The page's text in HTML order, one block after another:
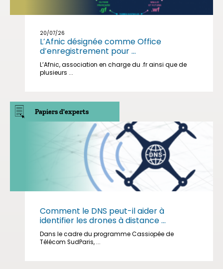
20/07/26
L’Afnic désignée comme Office
d’enregistrement pour ...
L’Afnic, association en charge du .fr ainsi que de
plusieurs ...
Papiers d'experts
Comment le DNS peut-il aider à
identifier les drones à distance ...
Dans le cadre du programme Cassiopée de
Télécom SudParis, ...